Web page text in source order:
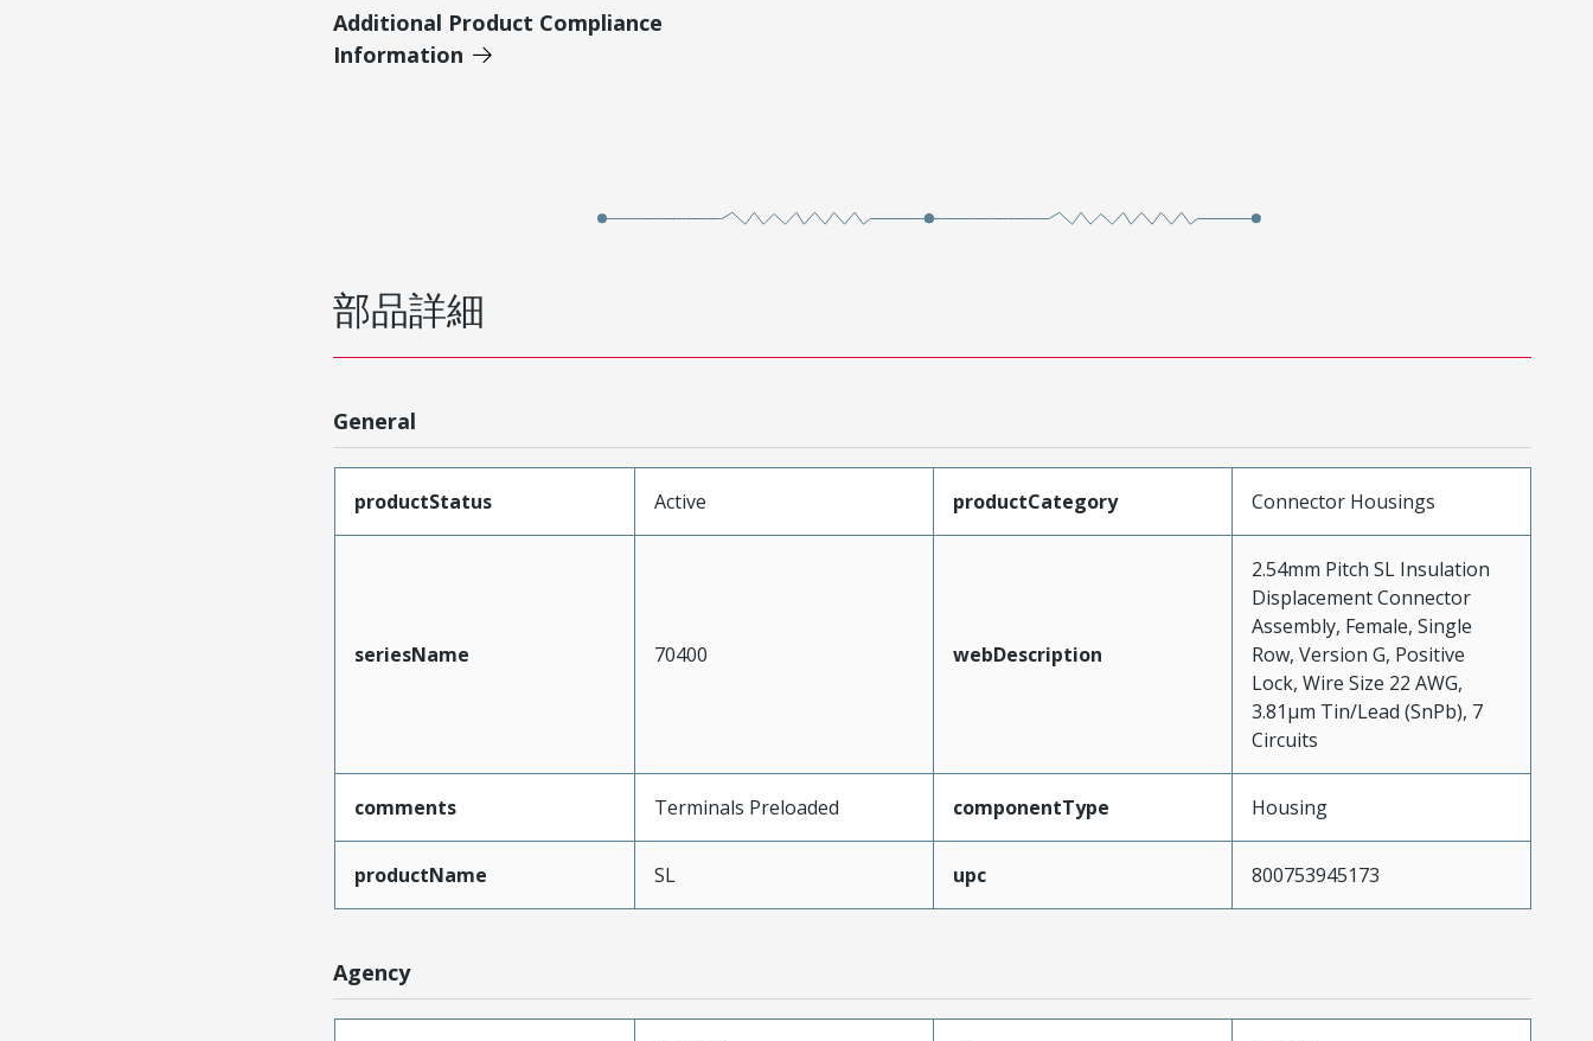
Additional Product Compliance
Information
部品詳細
General
productStatus Active productCategory Connector Housings
seriesName 70400 webDescription
2.54mm Pitch SL Insulation
Displacement Connector
Assembly, Female, Single
Row, Version G, Positive
Lock, Wire Size 22 AWG,
3.81µm Tin/Lead (SnPb), 7
Circuits
comments Terminals Preloaded componentType Housing
productName SL upc 800753945173
Agency